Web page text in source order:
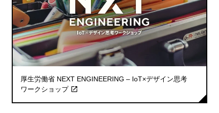
厚生労働省 NEXT ENGINEERING – IoT×デザイン思考
ワークショップ